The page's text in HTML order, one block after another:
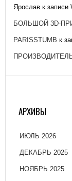
Ярослав к записи
БОЛЬШОЙ 3D-
PARISSTUMB к
АРХИВЫ
ИЮЛЬ 2026
ДЕКАБРЬ 2025
НОЯБРЬ 2025